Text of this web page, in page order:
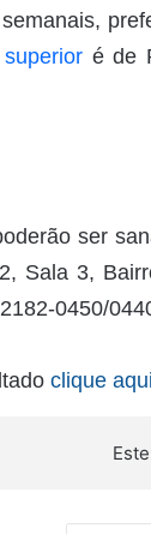
é de
ser
Sala 3,
0450/
clique aqui